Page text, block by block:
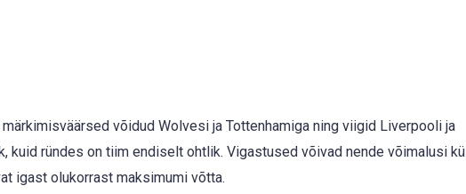
võidud Wolvesi ja Tottenhamiga ning viigid Liverpooli ja
kuid ründes on tiim endiselt ohtlik. Vigastused võivad nende võimalusi küll
igast olukorrast maksimumi võtta.